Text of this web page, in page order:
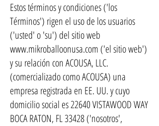
Estos términos y condiciones ('los
Términos') rigen el uso de los usuarios
('usted' o 'su') del sitio web
www.mikroballoonusa.com ('el sitio web')
y su relación con ACOUSA, LLC.
(comercializado como ACOUSA) una
empresa registrada en EE. UU. y cuyo
domicilio social es 22640 VISTAWOOD WAY
BOCA RATON, FL 33428 ('nosotros',